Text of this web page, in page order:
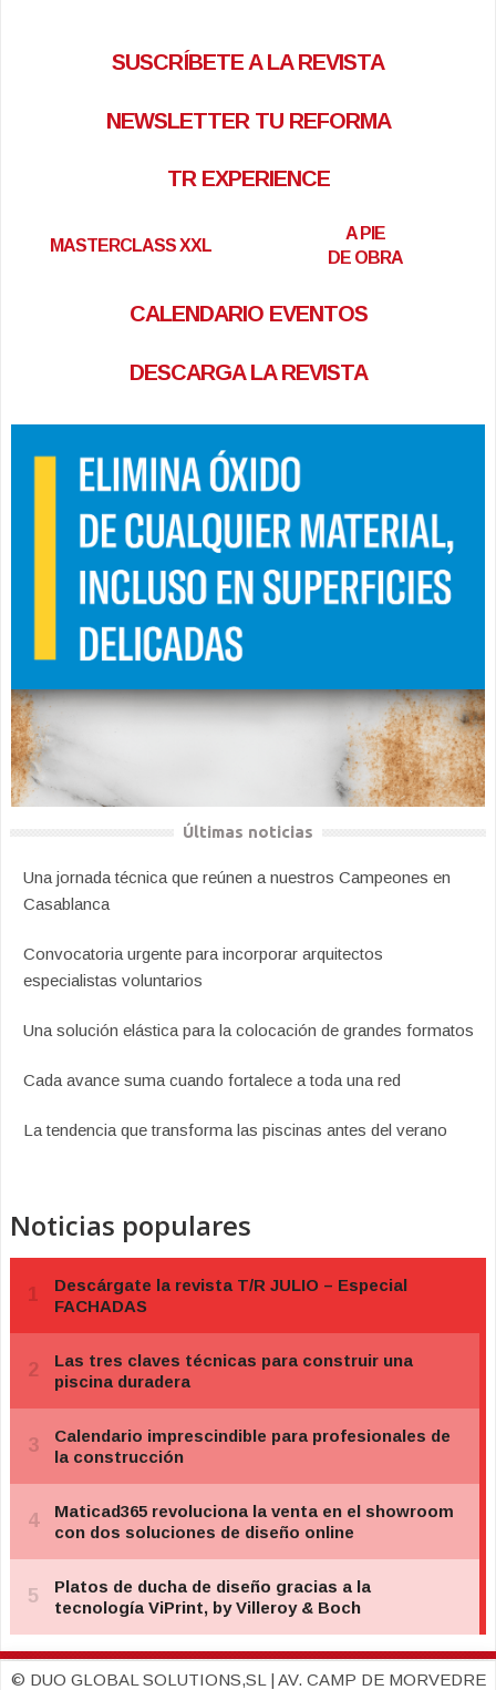
SUSCRÍBETE A LA REVISTA
NEWSLETTER TU REFORMA
TR EXPERIENCE
MASTERCLASS XXL
A PIE
DE OBRA
CALENDARIO EVENTOS
DESCARGA LA REVISTA
Últimas noticias
Una jornada técnica que reúnen a nuestros Campeones en
Casablanca
Convocatoria urgente para incorporar arquitectos
especialistas voluntarios
Una solución elástica para la colocación de grandes formatos
Cada avance suma cuando fortalece a toda una red
La tendencia que transforma las piscinas antes del verano
Noticias populares
© DUO GLOBAL SOLUTIONS,SL | AV. CAMP DE MORVEDRE